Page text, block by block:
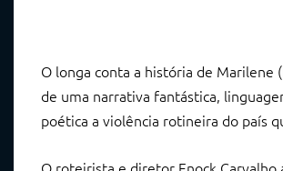
O longa conta a história de Marilene
de uma narrativa fantástica,
poética a violência rotineira do país